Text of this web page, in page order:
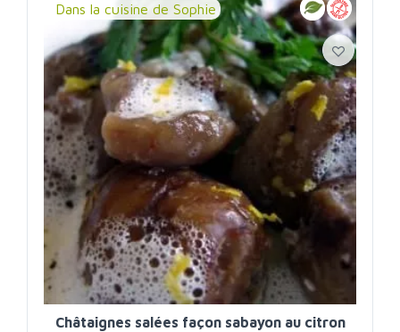
Dans la cuisine de Sophie
Châtaignes salées façon sabayon au citron